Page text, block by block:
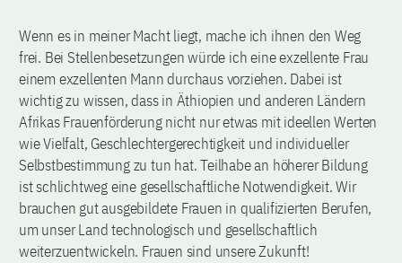
Wenn es in meiner Macht liegt, mache ich ihnen den Weg
frei. Bei Stellenbesetzungen würde ich eine exzellente Frau
einem exzellenten Mann durchaus vorziehen. Dabei ist
wichtig zu wissen, dass in Äthiopien und anderen Ländern
Afrikas Frauenförderung nicht nur etwas mit ideellen Werten
wie Vielfalt, Geschlechtergerechtigkeit und individueller
Selbstbestimmung zu tun hat. Teilhabe an höherer Bildung
ist schlichtweg eine gesellschaftliche Notwendigkeit. Wir
brauchen gut ausgebildete Frauen in qualifizierten Berufen,
um unser Land technologisch und gesellschaftlich
weiterzuentwickeln. Frauen sind unsere Zukunft!